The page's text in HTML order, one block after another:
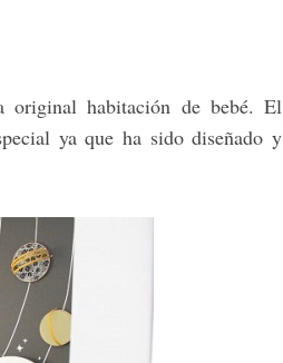
original habitación de bebé. El
ya que ha sido diseñado y